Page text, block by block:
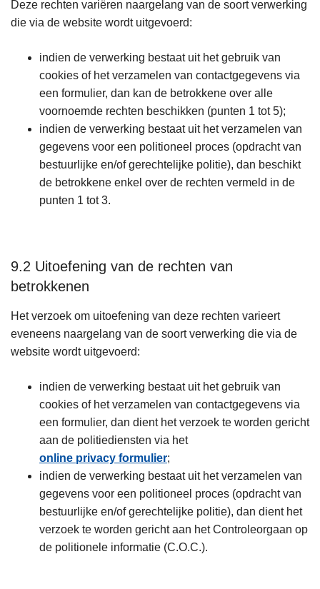
Deze rechten variëren naargelang van de soort verwerking
die via de website wordt uitgevoerd:
indien de verwerking bestaat uit het gebruik van
cookies of het verzamelen van contactgegevens via
een formulier, dan kan de betrokkene over alle
voornoemde rechten beschikken (punten 1 tot 5);
indien de verwerking bestaat uit het verzamelen van
gegevens voor een politioneel proces (opdracht van
bestuurlijke en/of gerechtelijke politie), dan beschikt
de betrokkene enkel over de rechten vermeld in de
punten 1 tot 3.
9.2 Uitoefening van de rechten van
betrokkenen
Het verzoek om uitoefening van deze rechten varieert
eveneens naargelang van de soort verwerking die via de
website wordt uitgevoerd:
indien de verwerking bestaat uit het gebruik van
cookies of het verzamelen van contactgegevens via
een formulier, dan dient het verzoek te worden gericht
aan de politiediensten via het
online privacy formulier;
indien de verwerking bestaat uit het verzamelen van
gegevens voor een politioneel proces (opdracht van
bestuurlijke en/of gerechtelijke politie), dan dient het
verzoek te worden gericht aan het Controleorgaan op
de politionele informatie (C.O.C.).